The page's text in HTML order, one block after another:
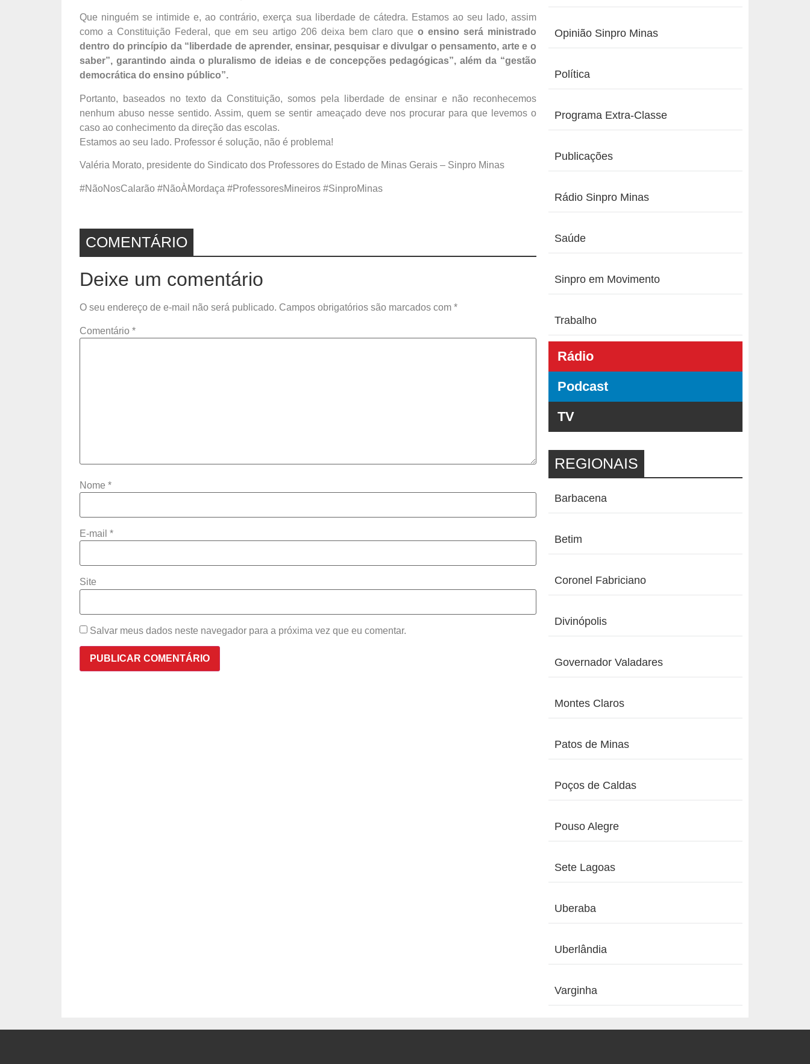
Que ninguém se intimide e, ao contrário, exerça sua liberdade de cátedra. Estamos ao seu lado, assim
como a Constituição Federal, que em seu artigo 206 deixa bem claro que o ensino será ministrado
dentro do princípio da “liberdade de aprender, ensinar, pesquisar e divulgar o pensamento, arte e o
saber”, garantindo ainda o pluralismo de ideias e de concepções pedagógicas”, além da “gestão
democrática do ensino público”.
Portanto, baseados no texto da Constituição, somos pela liberdade de ensinar e não reconhecemos
nenhum abuso nesse sentido. Assim, quem se sentir ameaçado deve nos procurar para que levemos o
caso ao conhecimento da direção das escolas.
Estamos ao seu lado. Professor é solução, não é problema!
Valéria Morato, presidente do Sindicato dos Professores do Estado de Minas Gerais – Sinpro Minas
#NãoNosCalarão #NãoÀMordaça #ProfessoresMineiros #SinproMinas
COMENTÁRIO
Deixe um comentário
O seu endereço de e-mail não será publicado. Campos obrigatórios são marcados com *
Comentário *
Nome *
E-mail *
Site
Salvar meus dados neste navegador para a próxima vez que eu comentar.
Opinião Sinpro Minas
Política
Programa Extra-Classe
Publicações
Rádio Sinpro Minas
Saúde
Sinpro em Movimento
Trabalho
Rádio
Podcast
TV
REGIONAIS
Barbacena
Betim
Coronel Fabriciano
Divinópolis
Governador Valadares
Montes Claros
Patos de Minas
Poços de Caldas
Pouso Alegre
Sete Lagoas
Uberaba
Uberlândia
Varginha